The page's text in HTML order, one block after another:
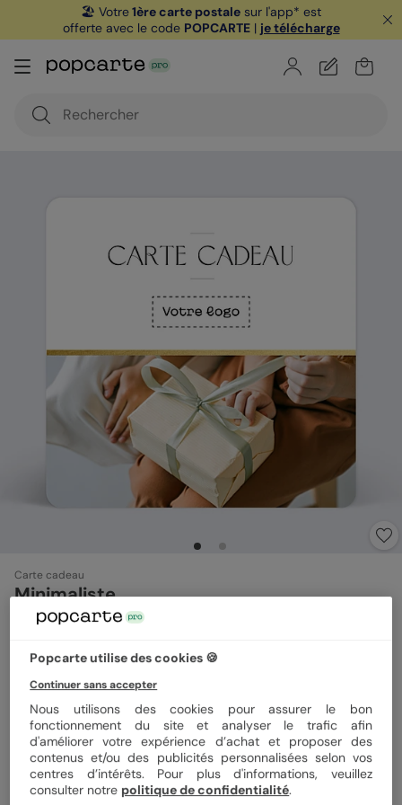
🏖️ Votre1ère carte postale sur l'app* est
offerte avec le code POPCARTE| je télécharge
Carte cadeau
Minimaliste
Format
Papier Papier Satiné
Quantité Échantillon personnalisé
Popcarte utilise des cookies 🍪
Continuer sans accepter
Nous utilisons des cookies pour assurer le bon
fonctionnement du site et analyser le trafic afin
d'améliorer votre expérience d’achat et proposer des
contenus et/ou des publicités personnalisées selon vos
centres d’intérêts. Pour plus d'informations, veuillez
consulter notre politique de confidentialité.